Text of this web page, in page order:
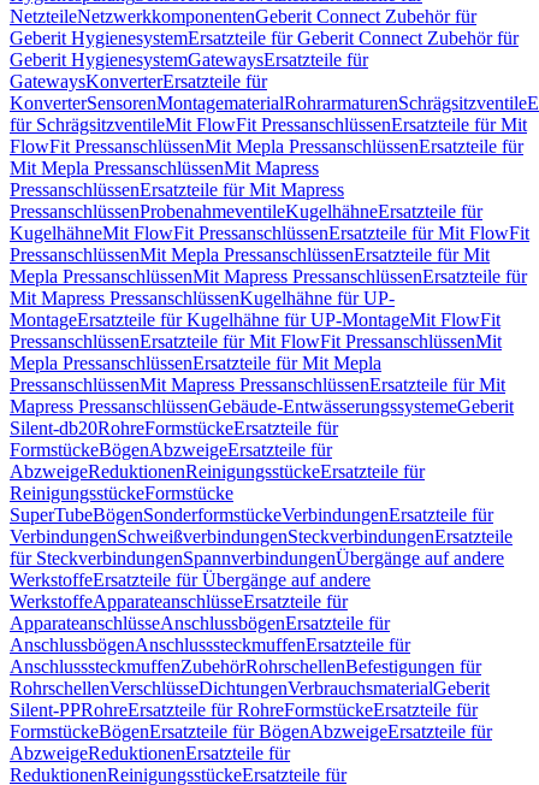
NetzteileNetzwerkkomponentenGeberit Connect Zubehör für
Geberit HygienesystemErsatzteile für Geberit Connect Zubehör für
Geberit HygienesystemGatewaysErsatzteile für
GatewaysKonverterErsatzteile für
KonverterSensorenMontagematerialRohrarmaturenSchrägsitzventile
für SchrägsitzventileMit FlowFit PressanschlüssenErsatzteile für Mit
FlowFit PressanschlüssenMit Mepla PressanschlüssenErsatzteile für
Mit Mepla PressanschlüssenMit Mapress
PressanschlüssenErsatzteile für Mit Mapress
PressanschlüssenProbenahmeventileKugelhähneErsatzteile für
KugelhähneMit FlowFit PressanschlüssenErsatzteile für Mit FlowFit
PressanschlüssenMit Mepla PressanschlüssenErsatzteile für Mit
Mepla PressanschlüssenMit Mapress PressanschlüssenErsatzteile für
Mit Mapress PressanschlüssenKugelhähne für UP-
MontageErsatzteile für Kugelhähne für UP-MontageMit FlowFit
PressanschlüssenErsatzteile für Mit FlowFit PressanschlüssenMit
Mepla PressanschlüssenErsatzteile für Mit Mepla
PressanschlüssenMit Mapress PressanschlüssenErsatzteile für Mit
Mapress PressanschlüssenGebäude-EntwässerungssystemeGeberit
Silent-db20RohreFormstückeErsatzteile für
FormstückeBögenAbzweigeErsatzteile für
AbzweigeReduktionenReinigungsstückeErsatzteile für
ReinigungsstückeFormstücke
SuperTubeBögenSonderformstückeVerbindungenErsatzteile für
VerbindungenSchweißverbindungenSteckverbindungenErsatzteile
für SteckverbindungenSpannverbindungenÜbergänge auf andere
WerkstoffeErsatzteile für Übergänge auf andere
WerkstoffeApparateanschlüsseErsatzteile für
ApparateanschlüsseAnschlussbögenErsatzteile für
AnschlussbögenAnschlusssteckmuffenErsatzteile für
AnschlusssteckmuffenZubehörRohrschellenBefestigungen für
RohrschellenVerschlüsseDichtungenVerbrauchsmaterialGeberit
Silent-PPRohreErsatzteile für RohreFormstückeErsatzteile für
FormstückeBögenErsatzteile für BögenAbzweigeErsatzteile für
AbzweigeReduktionenErsatzteile für
ReduktionenReinigungsstückeErsatzteile für